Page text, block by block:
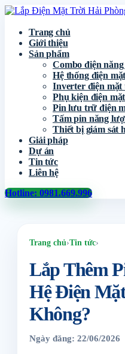
Trang chủ
Giới thiệu
Sản phẩm
Combo điện
Hệ thống điện
Inverter điện
Phụ kiện điện
Pin lưu trữ điện
Tấm pin năng
Thiết bị giám sát
Giải pháp
Dự án
Tin tức
Liên hệ
Hotline: 0981.669.996
Trang chủ›Tin tức›
Lắp Thêm
Hệ Điện
Không?
Ngày đăng: 22/06/2026